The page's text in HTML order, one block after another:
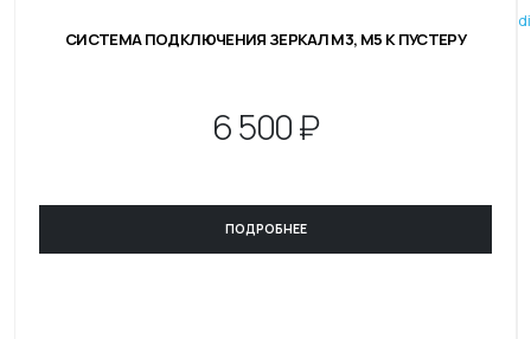
СИСТЕМА ПОДКЛЮЧЕНИЯ ЗЕРКАЛ M3, М5 К ПУСТЕРУ
6500 ₽
ПОДРОБНЕЕ